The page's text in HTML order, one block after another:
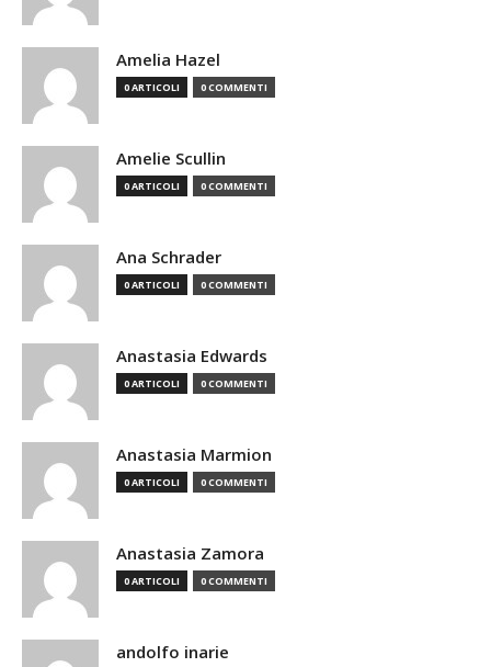
Amelia Hazel
0 ARTICOLI 0 COMMENTI
Amelie Scullin
0 ARTICOLI 0 COMMENTI
Ana Schrader
0 ARTICOLI 0 COMMENTI
Anastasia Edwards
0 ARTICOLI 0 COMMENTI
Anastasia Marmion
0 ARTICOLI 0 COMMENTI
Anastasia Zamora
0 ARTICOLI 0 COMMENTI
andolfo inarie